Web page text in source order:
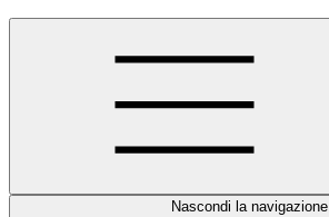
Nascondi la navigazione